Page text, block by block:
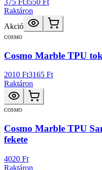
375 Ft3550 Ft
Raktáron
Akció
COSMO
Cosmo Marble TPU
2010 Ft3165 Ft
Raktáron
COSMO
Cosmo Marble TPU
fekete
4020 Ft
Raktáron